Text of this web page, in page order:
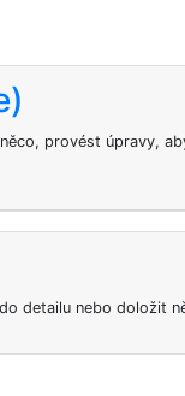
provést úpravy,
detailu nebo doložit